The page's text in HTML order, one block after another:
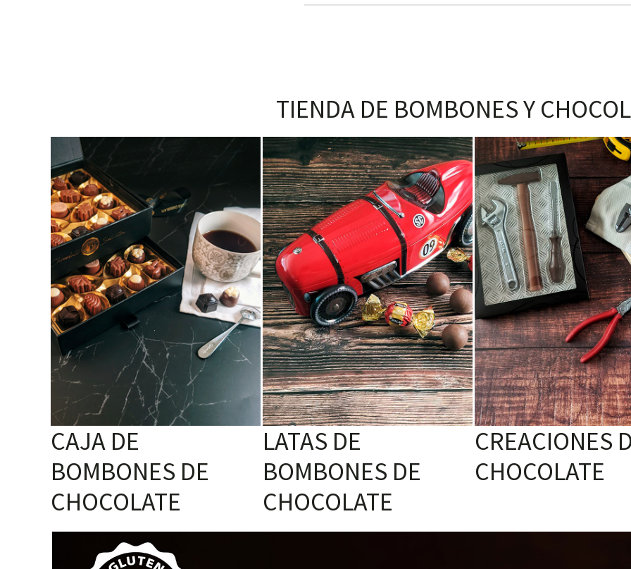
TIENDA DE BOMBONES Y
CAJA DE
BOMBONES DE
CHOCOLATE
LATAS DE
BOMBONES DE
CHOCOLATE
CREACIONES
CHOCOLATE